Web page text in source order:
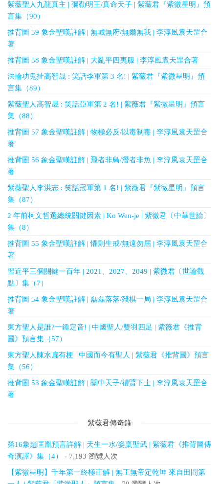
紫薇聖人九龍真主 | 彌勒明王/真命天子 | 紫薇君『紫微星明』預
言集（90）
推背圖 59 象金聖嘆註解 | 無城無府/無爾無我 | 李淳風袁天罡合
著
推背圖 58 象金聖嘆註解 | 大亂平四夷服 | 李淳風袁天罡合著
法輪功鬼扯高智晟 : 笑話季軍第 3 名! | 紫薇君『紫微星明』預
言集（89）
紫薇聖人高智晟 : 笑話亞軍第 2 名! | 紫薇君『紫微星明』預言
集（88）
推背圖 57 象金聖嘆註解 | 物極必反/以毒制毒 | 李淳風袁天罡合
著
推背圖 56 象金聖嘆註解 | 飛者非鳥/潛者非魚 | 李淳風袁天罡合
著
紫薇聖人李洪志 : 笑話冠軍第 1 名! | 紫薇君『紫微星明』預言
集（87）
2 年前柯文哲選總統關鍵因素 | Ko Wen-je | 紫微君〔中華世論〕
集（8）
推背圖 55 象金聖嘆註解 | 懼則生戒/無遠勿屆 | 李淳風袁天罡合
著
習近平三個關鍵一百年 | 2021、2027、2049 | 紫微君〔世論觀
點〕集（7）
推背圖 54 象金聖嘆註解 | 磊磊落落/殘棋一局 | 李淳風袁天罡合
著
東方聖人是誰?一錘定音! | 中國聖人/雙羽四足 | 紫薇君《推背
圖》預言集（57）
東方聖人陳水扁有梗 | 中國而今有聖人 | 紫薇君《推背圖》預言
集（56）
推背圖 53 象金聖嘆註解 | 關中天子/禮賢下士 | 李淳風袁天罡合
著
紫薇君傳奇錄
第16象趙匡胤預言詳解 | 天生一水/姿稟聖武 | 紫薇君《推背圖傳
奇演譯》集（4）
- 7,193 瀏覽人次
【紫微星明】千年第一終極正解 | 無王無帝定乾坤 來自田間第